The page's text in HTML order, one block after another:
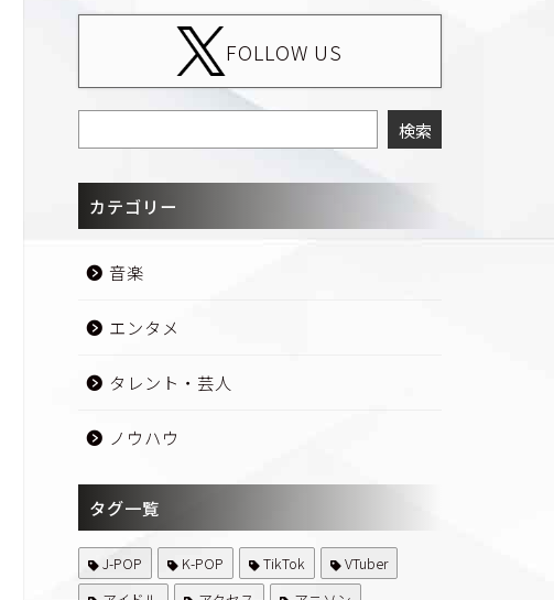
FOLLOW US
検索
カテゴリー
音楽
エンタメ
タレント・芸人
ノウハウ
タグ一覧
J-POP K-POP TikTok
VTuber